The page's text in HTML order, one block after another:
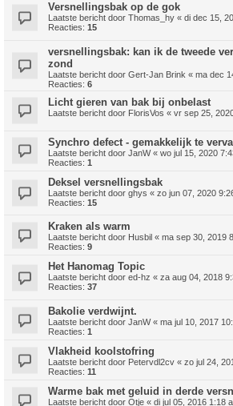
Versnellingsbak op de gok
Laatste bericht door Thomas_hy « di dec 15,
Reacties: 15
versnellingsbak: kan ik de tweede
zond
Laatste bericht door Gert-Jan Brink « ma dec
Reacties: 6
Licht gieren van bak bij onbelast
Laatste bericht door FlorisVos « vr sep 25,
Synchro defect - gemakkelijk te
Laatste bericht door JanW« wo jul 15, 2020
Reacties: 1
Deksel versnellingsbak
Laatste bericht door ghys « zo jun 07, 2020
Reacties: 15
Kraken als warm
Laatste bericht door Husbil « ma sep 30, 2019
Reacties: 9
Het Hanomag Topic
Laatste bericht door ed-hz « za aug 04, 2018
Reacties: 37
Bakolie verdwijnt.
Laatste bericht door JanW« ma jul 10, 2017
Reacties: 1
Vlakheid koolstofring
Laatste bericht door Petervdl2cv « zo jul 24,
Reacties: 11
Warme bak met geluid in derde
Laatste bericht door Otje « di jul 05, 2016 1:18